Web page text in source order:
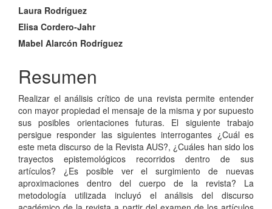
Contenido
principal
del
artículo
Laura Rodríguez
Elisa Cordero-Jahr
Mabel Alarcón Rodríguez
Resumen
Realizar el análisis crítico de una revista permite entender
con mayor propiedad el mensaje de la misma y por supuesto
sus posibles orientaciones futuras. El siguiente trabajo
persigue responder las siguientes interrogantes ¿Cuál es
este meta discurso de la Revista AUS?, ¿Cuáles han sido los
trayectos epistemológicos recorridos dentro de sus
artículos? ¿Es posible ver el surgimiento de nuevas
aproximaciones dentro del cuerpo de la revista? La
metodología utilizada incluyó el análisis del discurso